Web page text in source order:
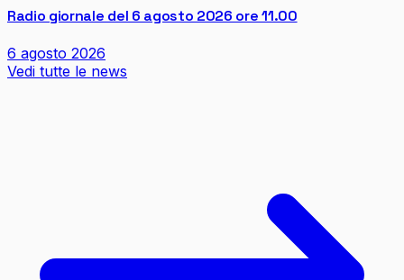
Radio giornale del 6 agosto 2026 ore 11.00
6 agosto 2026
Vedi tutte le news